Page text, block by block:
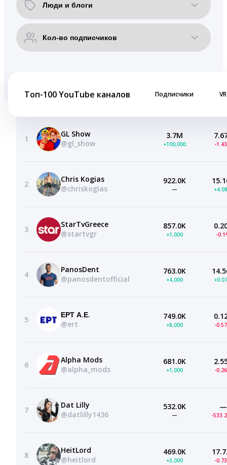
Топ-100 YouTube каналов Подписчики VR
1
GL Show
@gl_show
3.7M
+100,000 -
2
Chris Kogias
@chriskogias
922.0K
—
3
StarTvGreece
@startvgr
857.0K
+1,000 -
4
PanosDent
@panosdentofficial
763.0K
+4,000
5
ΕΡΤ Α.Ε.
@ert
749.0K
+8,000 -
6
Alpha Mods
@alpha_mods
681.0K
+1,000 -
7
Dat Lilly
@datlilly1436
532.0K
—
—
-
8
HeitLord
@heitlord
469.0K
+3,000 -